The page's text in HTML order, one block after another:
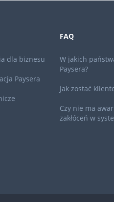
dla biznesu
Paysera
FAQ
W jakich
Paysera?
Jak zostać
Czy nie ma
zakłóceń w